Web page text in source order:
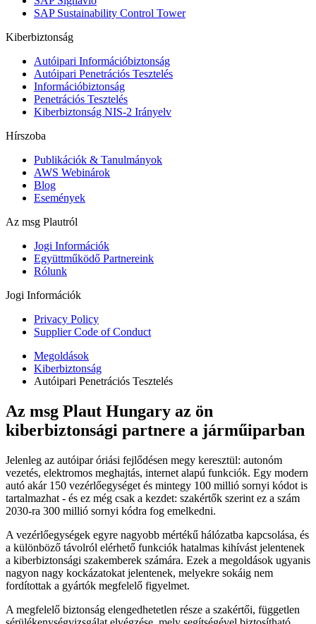
SAP Sustainability Control Tower
Kiberbiztonság
Autóipari Információbiztonság
Autóipari Penetrációs Tesztelés
Információbiztonság
Penetrációs Tesztelés
Kiberbiztonság NIS-2 Irányelv
Hírszoba
Publikációk & Tanulmányok
AWS Webinárok
Blog
Események
Az msg Plautról
Jogi Információk
Együttműködő Partnereink
Rólunk
Jogi Információk
Privacy Policy
Supplier Code of Conduct
Megoldások
Kiberbiztonság
Autóipari Penetrációs Tesztelés
Az msg Plaut Hungary az ön
kiberbiztonsági partnere a járműiparban
Jelenleg az autóipar óriási fejlődésen megy keresztül: autonóm
vezetés, elektromos meghajtás, internet alapú funkciók. Egy modern
autó akár 150 vezérlőegységet és mintegy 100 millió sornyi kódot is
tartalmazhat - és ez még csak a kezdet: szakértők szerint ez a szám
2030-ra 300 millió sornyi kódra fog emelkedni.
A vezérlőegységek egyre nagyobb mértékű hálózatba kapcsolása, és
a különböző távolról elérhető funkciók hatalmas kihívást jelentenek
a kiberbiztonsági szakemberek számára. Ezek a megoldások ugyanis
nagyon nagy kockázatokat jelentenek, melyekre sokáig nem
fordítottak a gyártók megfelelő figyelmet.
A megfelelő biztonság elengedhetetlen része a szakértői, független